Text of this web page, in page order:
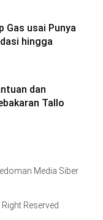
Gas usai Punya
hingga
dan
Tallo
Media Siber
Reserved